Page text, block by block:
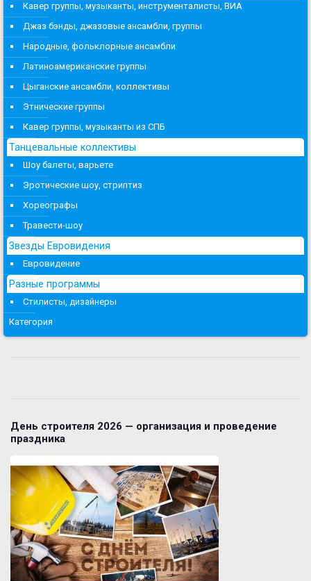
Кавер группы, музыканты, инструменталисты, ВИА
Джаз бэнды, джазовые ансамбли, группы
Народные, фольклорные ансамбли
Латиноамериканские группы
Цыганские ансамбли, коллективы
Этнические группы
Кавер группы, музыканты из СПБ
Танцевальные коллективы
Шоу балеты, варьете
Эротические шоу, стриптиз
Хореографы
Травести-шоу
Звезды Евровидения
Евровидение
Разные программы
Стилисты, дизайнеры
Категория
День строителя 2026 — организация и проведение
праздника